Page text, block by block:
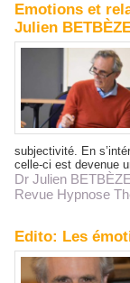
Emotions et
Julien
subjectivité. En
celle-ci est devenue
Dr Julien BETBÈZE
Revue Hypnose
Edito: Les